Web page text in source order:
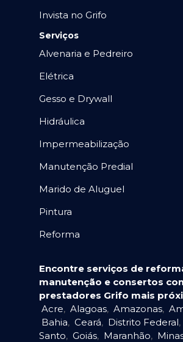
Invista no Grifo
Serviços
Alvenaria e Pedreiro
Elétrica
Gesso e Drywall
Hidráulica
Impermeabilização
Manutenção Predial
Marido de Aluguel
Pintura
Reforma
Encontre serviços de
manutenção e consertos
prestadores Grifo mais
Acre, Alagoas, Amazonas,
Bahia, Ceará, Distrito Federal,
Santo, Goiás, Maranhão,